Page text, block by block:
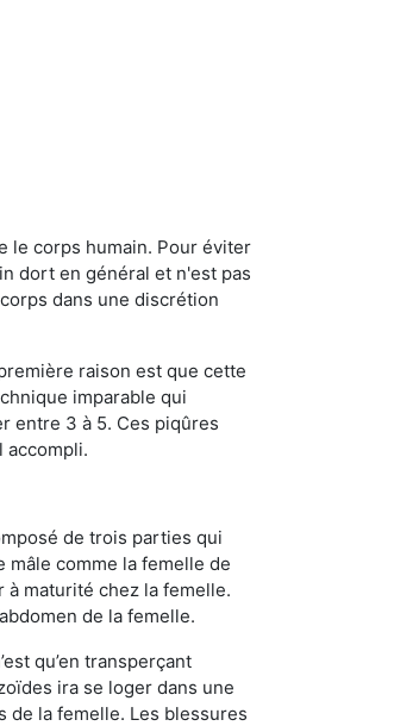
le corps humain. Pour éviter
dort en général et n'est pas
dans une discrétion
raison est que cette
imparable qui
entre 3 à 5. Ces piqûres
accompli.
de trois parties qui
mâle comme la femelle de
maturité chez la femelle.
de la femelle.
qu’en transperçant
ira se loger dans une
de la femelle. Les blessures